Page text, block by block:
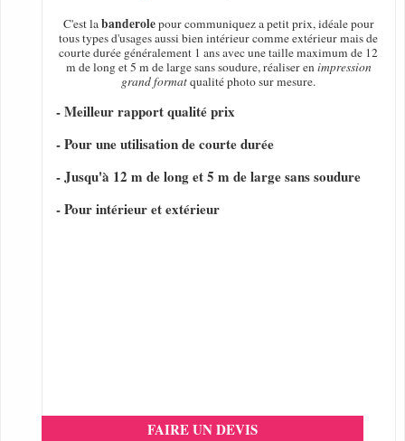
C'est labanderolepour communiquez a petit prix, idéale pour
tous types d'usages aussi bien intérieur comme extérieur mais de
courte durée généralement 1 ans avec une taille maximum de 12
m de long et 5 m de large sans soudure, réaliser enimpression
grand formatqualité photo sur mesure.
- Meilleur rapport qualité prix
- Pour une utilisation de courte durée
- Jusqu'à 12 m de long et 5 m de large sans soudure
- Pour intérieur et extérieur
FAIRE UN DEVIS